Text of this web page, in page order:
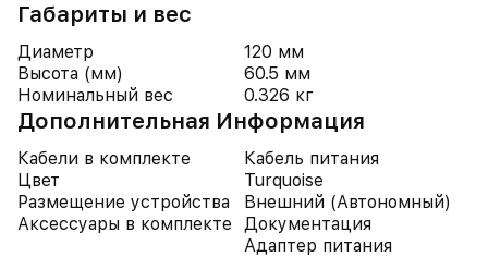
Габариты и вес
Диаметр
120 мм
Высота (мм)
60.5 мм
Номинальный вес
0.326 кг
Дополнительная Информация
Кабели в комплекте
Кабель питания
Цвет
Turquoise
Размещение устройства
Внешний (Автономный)
Аксессуары в комплекте
Документация
Адаптер питания